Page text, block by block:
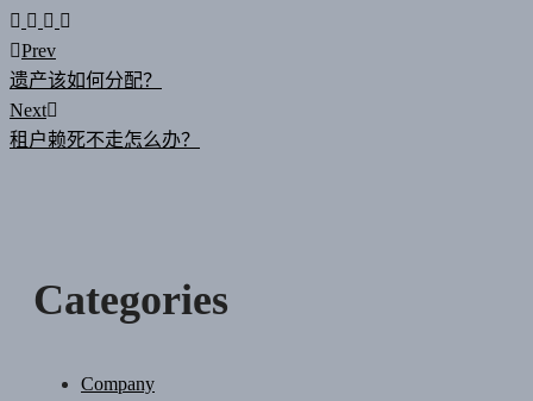
Post
navigation
Prev
遗产该如何分配？
Next
租户赖死不走怎么办？
Categories
Company